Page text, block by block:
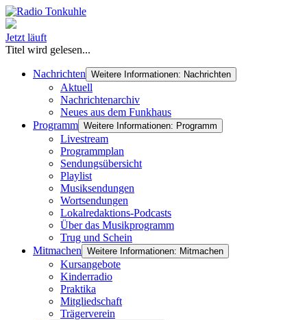
Jetzt läuft
Titel wird gelesen...
Nachrichten Weitere Informationen: Nachrichten
Aktuell
Nachrichtenarchiv
Neues aus dem Funkhaus
Programm Weitere Informationen: Programm
Livestream
Programmplan
Sendungsübersicht
Playlist
Musiksendungen
Wortsendungen
Lokalredaktions-Podcasts
Über das Musikprogramm
Trug und Schein
Mitmachen Weitere Informationen: Mitmachen
Kursangebote
Kinderradio
Praktika
Mitgliedschaft
Trägerverein